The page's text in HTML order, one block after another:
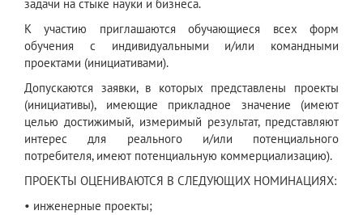
задачи на стыке науки и бизнеса.
К участию приглашаются обучающиеся всех форм
обучения с индивидуальными и/или командными
проектами (инициативами).
Допускаются заявки, в которых представлены проекты
(инициативы), имеющие прикладное значение (имеют
целью достижимый, измеримый результат, представляют
интерес для реального и/или потенциального
потребителя, имеют потенциальную коммерциализацию).
ПРОЕКТЫ ОЦЕНИВАЮТСЯ В СЛЕДУЮЩИХ НОМИНАЦИЯХ:
• инженерные проекты;